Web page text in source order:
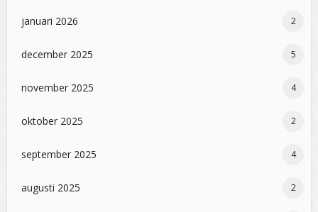
januari 2026 2
december 2025 5
november 2025 4
oktober 2025 2
september 2025 4
augusti 2025 2